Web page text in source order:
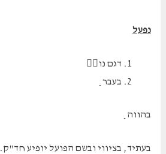
נפעל
דגם נו
בעבר ַ
בהווה ָ
בעתיד, בציווי ובשם הפועל יופיע חד"ק.